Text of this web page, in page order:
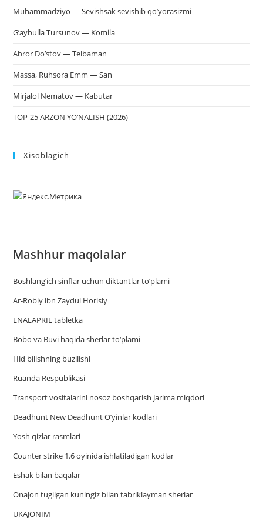
Muhammadziyo — Sevishsak sevishib qo’yorasizmi
G’aybulla Tursunov — Komila
Abror Do’stov — Telbaman
Massa, Ruhsora Emm — San
Mirjalol Nematov — Kabutar
TOP-25 ARZON YO‘NALISH (2026)
Xisoblagich
Mashhur maqolalar
Boshlang’ich sinflar uchun diktantlar to’plami
Ar-Robiy ibn Zaydul Horisiy
ENALAPRIL tabletka
Bobo va Buvi haqida sherlar to‘plami
Hid bilishning buzilishi
Ruanda Respublikasi
Trаnsport vositаlаrini nosoz boshqаrish Jаrimа miqdori
Deadhunt New Deadhunt O’yinlar kodlari
Yosh qizlar rasmlari
Counter strike 1.6 oyinida ishlatiladigan kodlar
Eshak bilan baqalar
Onajon tugilgan kuningiz bilan tabriklayman sherlar
UKAJONIM